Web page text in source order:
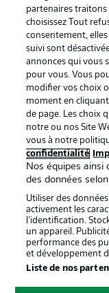
Proposé par
partenaires traitons
choisissez Tout
consentement,
suivi sont
annonces qui vous
pour vous. Vous
modifier vos choix
moment en cliquant
de page. Les choix
notre ou nos Site
vous à notre
confidentialité
Nos équipes ainsi
des données
Utiliser des
activement les
l’identification.
un appareil.
performance des
et développement
Liste de nos